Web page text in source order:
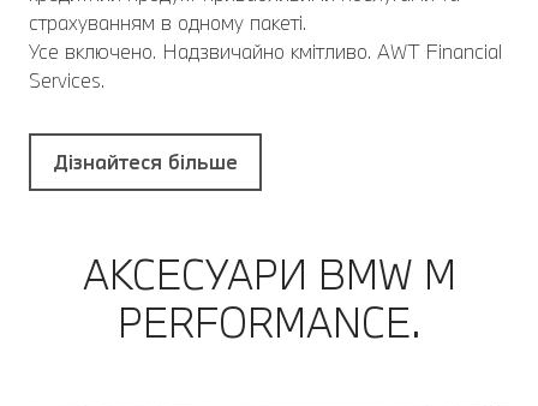
страхуванням в одному пакеті.
Усе включено. Надзвичайно кмітливо. AWT Financial
Services.
Дізнайтеся більше
АКСЕСУАРИ BMW M
PERFORMANCE.